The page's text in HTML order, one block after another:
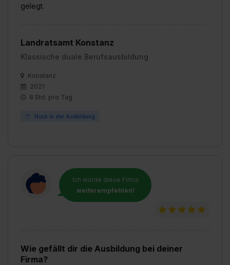
gelegt.
Landratsamt Konstanz
Klassische duale Berufsausbildung
Konstanz
2021
8 Std. pro Tag
Noch in der Ausbildung
Ich würde diese Firma
weiterempfehlen!
Wie gefällt dir die Ausbildung bei deiner
Firma?